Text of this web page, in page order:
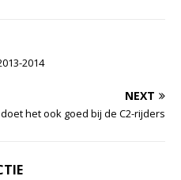
2014
NEXT
doet het ook goed bij de C2-rijders